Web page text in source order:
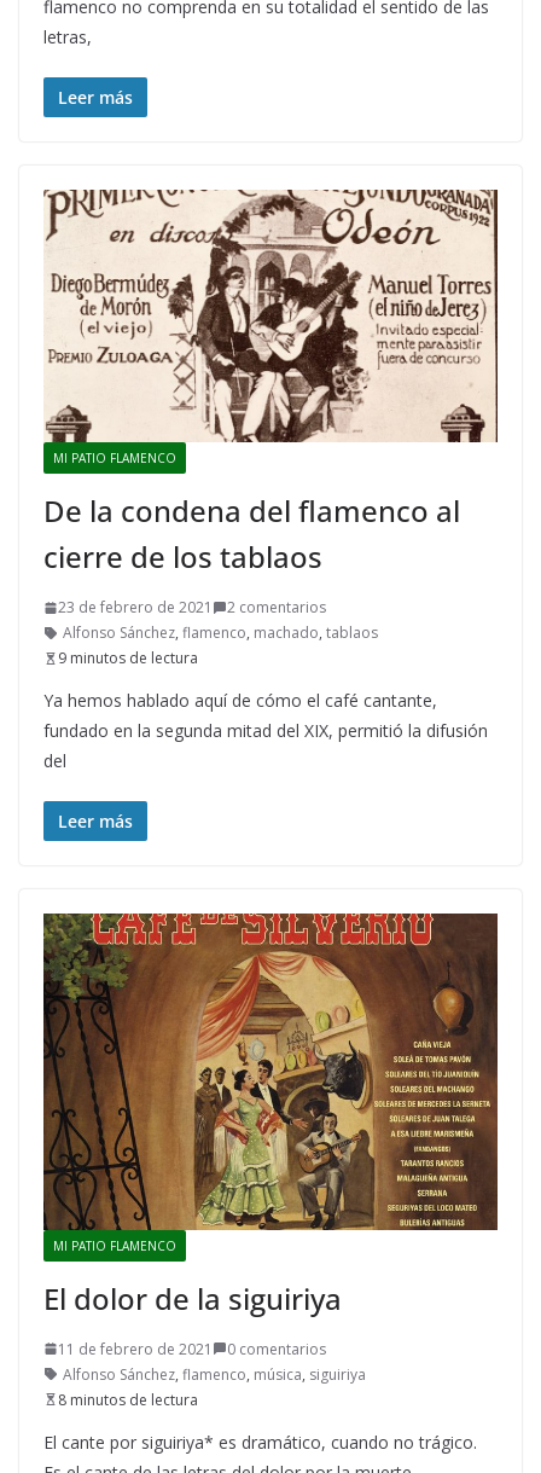
flamenco no comprenda en su totalidad el sentido de las
letras,
Leer más
MI PATIO FLAMENCO
De la condena del flamenco al
cierre de los tablaos
23 de febrero de 2021
2 comentarios
Alfonso Sánchez, flamenco, machado, tablaos
9 minutos de lectura
Ya hemos hablado aquí de cómo el café cantante,
fundado en la segunda mitad del XIX, permitió la difusión
del
Leer más
MI PATIO FLAMENCO
El dolor de la siguiriya
11 de febrero de 2021
0 comentarios
Alfonso Sánchez, flamenco, música, siguiriya
8 minutos de lectura
El cante por siguiriya* es dramático, cuando no trágico.